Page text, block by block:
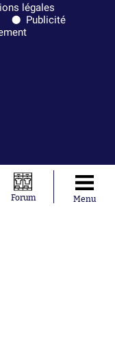
légales
Publicité
Forum Menu